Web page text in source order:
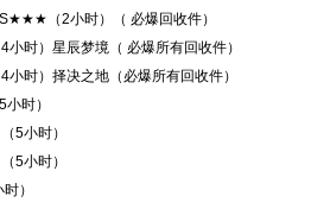
（2小时）（ 必爆回收件）
）星辰梦境（ 必爆所有回收件）
）择决之地（必爆所有回收件）
时）
时）
时）
）